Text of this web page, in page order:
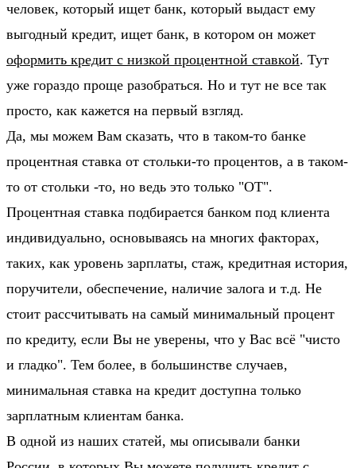
человек, который ищет банк, который выдаст ему
выгодный кредит, ищет банк, в котором он может
оформить кредит с низкой процентной ставкой. Тут
уже гораздо проще разобраться. Но и тут не все так
просто, как кажется на первый взгляд.
Да, мы можем Вам сказать, что в таком-то банке
процентная ставка от стольки-то процентов, а в таком-
то от стольки -то, но ведь это только "ОТ".
Процентная ставка подбирается банком под клиента
индивидуально, основываясь на многих факторах,
таких, как уровень зарплаты, стаж, кредитная история,
поручители, обеспечение, наличие залога и т.д. Не
стоит рассчитывать на самый минимальный процент
по кредиту, если Вы не уверены, что у Вас всё "чисто
и гладко". Тем более, в большинстве случаев,
минимальная ставка на кредит доступна только
зарплатным клиентам банка.
В одной из наших статей, мы описывали банки